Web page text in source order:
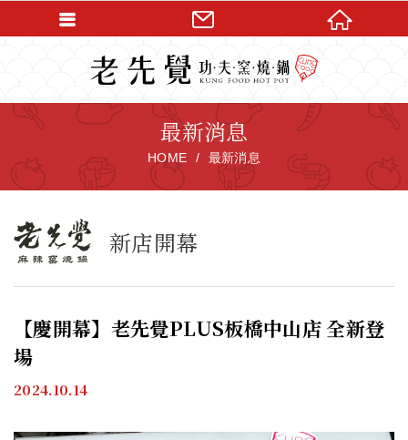
最新消息
HOME 最新消息
新店開幕
【慶開幕】老先覺PLUS板橋中山店 全新登
場
2024.10.14